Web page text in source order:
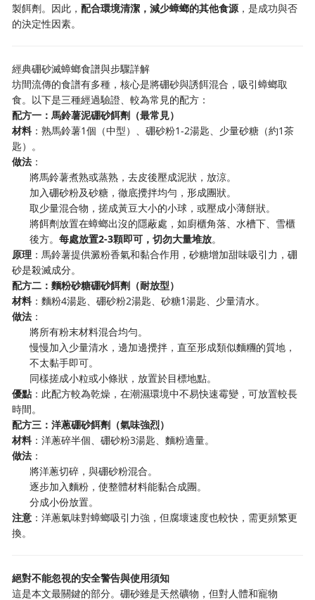
製餌劑。因此，配合環境清潔，減少蟑螂的其他食源，是成功與否
的決定性因素。
經典硼砂滅蟑螂食譜與步驟詳解
坊間流傳的食譜有多種，核心是將硼砂與誘餌混合，吸引蟑螂取
食。以下是三種經過驗證、較為常見的配方：
配方一：馬鈴薯泥硼砂餌劑（最常見）
材料：熟馬鈴薯1個（中型）、硼砂粉1-2湯匙、少量砂糖（約1茶
匙）。
做法 ：
將馬鈴薯煮熟或蒸熟，去皮後壓成泥狀，放涼。
加入硼砂粉及砂糖，徹底攪拌均勻，形成團狀。
取少量混合物，搓成黃豆大小的小球，或壓成小薄餅狀。
將餌劑放置在蟑螂出沒的隱蔽處，如廚櫃角落、水槽下、雪櫃
後方。每處放置2-3顆即可，切勿大量堆放。
原理 ：馬鈴薯提供澱粉香氣和黏合作用，砂糖增加甜味吸引力，硼
砂是殺滅成分。
配方二：麵粉砂糖硼砂餌劑（耐放型）
材料：麵粉4湯匙、硼砂粉2湯匙、砂糖1湯匙、少量清水。
做法 ：
將所有粉末材料混合均勻。
慢慢加入少量清水，邊加邊攪拌，直至形成類似麵糰的質地，
不太黏手即可。
同樣搓成小粒或小條狀，放置於目標地點。
優點 ：此配方較為乾燥，在潮濕環境中不易快速霉變，可放置較長
時間。
配方三：洋蔥硼砂餌劑（氣味強烈）
材料：洋蔥碎半個、硼砂粉3湯匙、麵粉適量。
做法 ：
將洋蔥切碎，與硼砂粉混合。
逐步加入麵粉，使整體材料能黏合成團。
分成小份放置。
注意 ：洋蔥氣味對蟑螂吸引力強，但腐壞速度也較快，需更頻繁更
換。
絕對不能忽視的安全警告與使用須知
這是本文最關鍵的部分。硼砂雖是天然礦物，但對人體和寵物